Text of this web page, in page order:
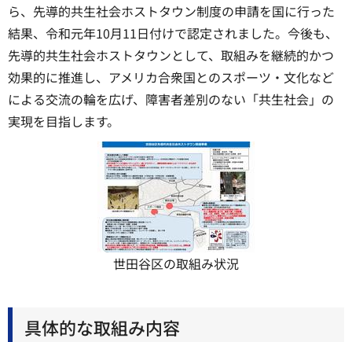
ら、先導的共生社会ホストタウン制度の申請を国に行った
結果、令和元年10月11日付けで認定されました。今後も、
先導的共生社会ホストタウンとして、取組みを継続的かつ
効果的に推進し、アメリカ合衆国とのスポーツ・文化など
による交流の輪を広げ、障害者差別のない「共生社会」の
実現を目指します。
世田谷区の取組み状況
具体的な取組み内容